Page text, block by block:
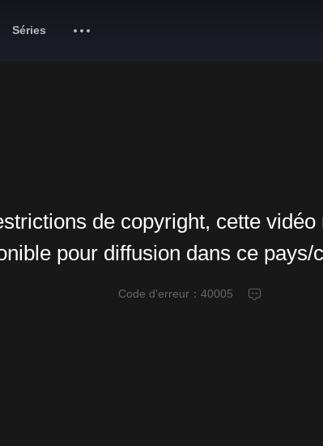
Séries
de copyright, cette
pour diffusion dans ce pays/
Code d'erreur： 40005